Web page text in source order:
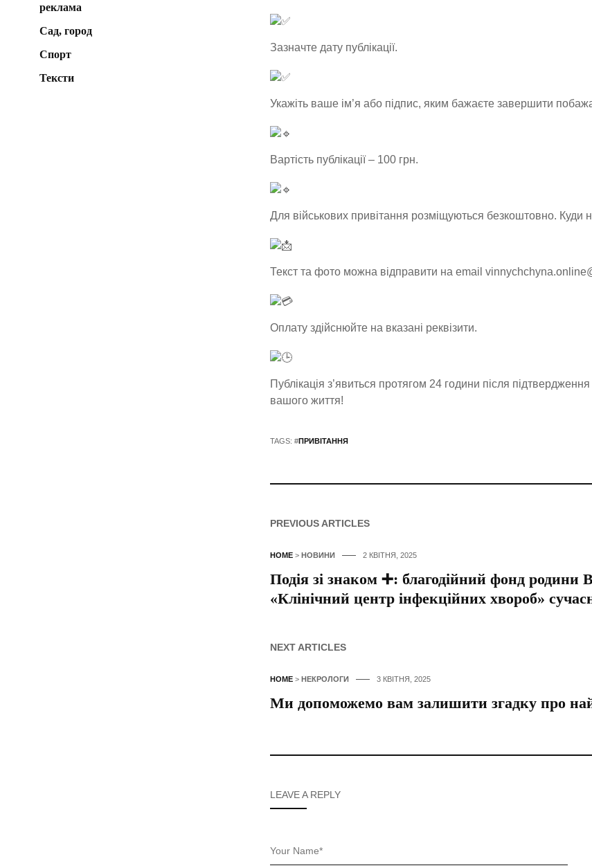
Зазначте дату публікації.
Укажіть ваше ім’я або підпис, яким бажаєте завершити
Вартість публікації – 100 грн.
Для військових привітання розміщуються безкоштовно. Куди
Текст та фото можна відправити на email
Оплату здійснюйте на вказані реквізити.
Публікація з’явиться протягом 24 години після
вашого життя!
TAGS: #ПРИВІТАННЯ
PREVIOUS ARTICLES
HOME> НОВИНИ 2 КВІТНЯ, 2025
Подія зі знаком ➕: благодійний фонд
«Клінічний центр інфекційних хвороб»
NEXT ARTICLES
HOME> НЕКРОЛОГИ 3 КВІТНЯ, 2025
Ми допоможемо вам залишити згадку про
LEAVE A REPLY
реклама
Сад, город
Спорт
Тексти